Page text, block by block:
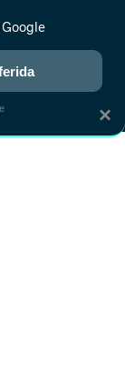
NUEVO
RANKINGS CINE ×